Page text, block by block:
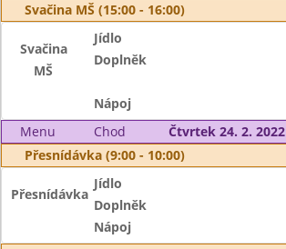
Svačina MŠ (15:00 - 16:00)
Svačina
MŠ
Jídlo
Doplněk
Nápoj
Menu
Chod
Čtvrtek 24. 2. 2022
Přesnídávka (9:00 - 10:00)
Přesnídávka
Jídlo
Doplněk
Nápoj